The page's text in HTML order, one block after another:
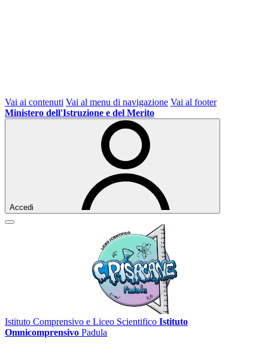
Vai ai contenuti Vai al menu di navigazione Vai al footer
Ministero dell'Istruzione e del Merito
Accedi
Istituto Comprensivo e Liceo Scientifico Istituto
Omnicomprensivo Padula